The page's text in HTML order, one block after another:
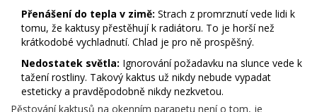
Přenášení do tepla v zimě: Strach z promrznutí vede lidi k
tomu, že kaktusy přestěhují k radiátoru. To je horší než
krátkodobé vychladnutí. Chlad je pro ně prospěšný.
Nedostatek světla: Ignorování požadavku na slunce vede k
tažení rostliny. Takový kaktus už nikdy nebude vypadat
esteticky a pravděpodobně nikdy nezkvetou.
Pěstování kaktusů na okenním parapetu není o tom, je